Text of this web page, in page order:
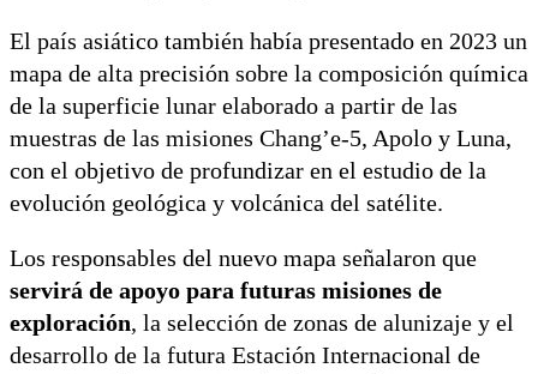
El país asiático también había presentado en 2023 un
mapa de alta precisión sobre la composición química
de la superficie lunar elaborado a partir de las
muestras de las misiones Chang’e-5, Apolo y Luna,
con el objetivo de profundizar en el estudio de la
evolución geológica y volcánica del satélite.
Los responsables del nuevo mapa señalaron que
servirá de apoyo para futuras misiones de
exploración, la selección de zonas de alunizaje y el
desarrollo de la futura Estación Internacional de